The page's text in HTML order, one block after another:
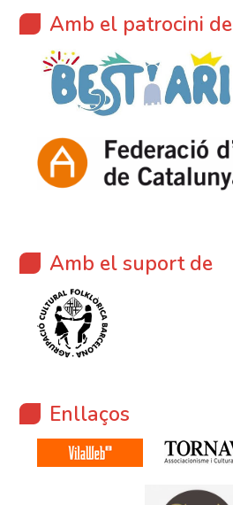
Amb el patrocini de
Amb el suport de
Enllaços